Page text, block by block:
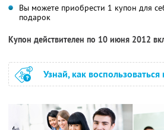
Вы можете приобрести 1 купон для
подарок
Купон действителен по 10 июня 2012
Узнай, как